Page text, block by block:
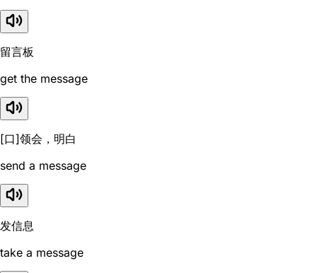
留言板
get the message
[口]领会，明白
send a message
发信息
take a message